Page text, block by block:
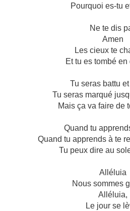
Pourquoi es-tu
Ne te dis
Amen
Les cieux te
Et tu es tombé
Tu seras battu
Tu seras marqué
Mais ça va faire de
Quand tu
Quand tu apprends à te
Tu peux dire au
Alléluia
Nous sommes
Alléluia,
Le jour se